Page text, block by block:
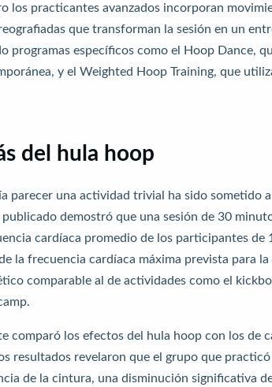
los practicantes avanzados incorporan
que transforman la sesión en un
programas específicos como el Hoop Dance,
y el Weighted Hoop Training, que
del hula hoop
parecer una actividad trivial ha sido sometido
demostró que una sesión de 30
cardíaca promedio de los participantes
la frecuencia cardíaca máxima prevista para
comparable al de actividades como el
comparó los efectos del hula hoop con los de
resultados revelaron que el grupo que
de la cintura, una disminución significativa